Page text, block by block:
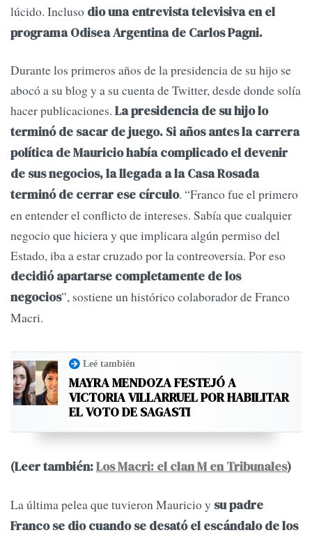
lúcido. Incluso dio una entrevista televisiva en el
programa Odisea Argentina de Carlos Pagni.
Durante los primeros años de la presidencia de su hijo se
abocó a su blog y a su cuenta de Twitter, desde donde solía
hacer publicaciones. La presidencia de su hijo lo
terminó de sacar de juego. Si años antes la carrera
política de Mauricio había complicado el devenir
de sus negocios, la llegada a la Casa Rosada
terminó de cerrar ese círculo. “Franco fue el primero
en entender el conflicto de intereses. Sabía que cualquier
negocio que hiciera y que implicara algún permiso del
Estado, iba a estar cruzado por la contreoversia. Por eso
decidió apartarse completamente de los
negocios”, sostiene un histórico colaborador de Franco
Macri.
Leé también
MAYRA MENDOZA FESTEJÓ A
VICTORIA VILLARRUEL POR HABILITAR
EL VOTO DE SAGASTI
(Leer también:Los Macri: el clan M en Tribunales)
La última pelea que tuvieron Mauricio y su padre
Franco se dio cuando se desató el escándalo de los